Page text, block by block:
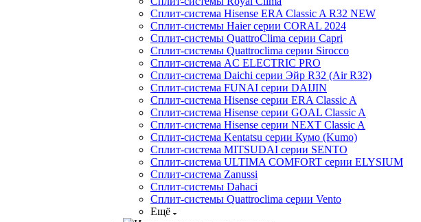
Сплит-система Hisense ERA Classic A R32 NEW
Сплит-системы Haier cерии CORAL 2024
Сплит-системы QuattroClima серии Capri
Сплит-системы Quattroclima серии Sirocco
Сплит-система AC ELECTRIC PRO
Сплит-система Daichi серии Эйр R32 (Air R32)
Сплит-система FUNAI серии DAIJIN
Сплит-система Hisense серии ERA Classic A
Сплит-система Hisense серии GOAL Classic A
Сплит-система Hisense серии NEXT Classic A
Сплит-система Kentatsu серии Кумо (Kumo)
Сплит-система MITSUDAI серии SENTO
Сплит-система ULTIMA COMFORT серии ELYSIUM
Сплит-система Zanussi
Сплит-системы Dahaci
Сплит-системы Quattroclima серии Vento
Ещё